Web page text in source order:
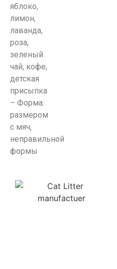
яблоко,
лимон,
лаванда,
роза,
зеленый
чай, кофе,
детская
присыпка
– Форма:
размером
с мяч,
неправильной
формы